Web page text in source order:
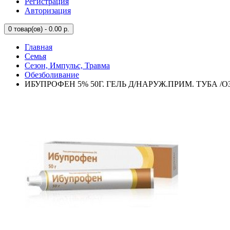
Авторизация
0 товар(ов) - 0.00 р.
Главная
Семья
Сезон, Импульс, Травма
Обезболивание
ИБУПРОФЕН 5% 50Г. ГЕЛЬ Д/НАРУЖ.ПРИМ. ТУБА /